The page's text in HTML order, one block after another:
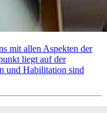
mit allen Aspekten der
liegt auf der
und Habilitation sind